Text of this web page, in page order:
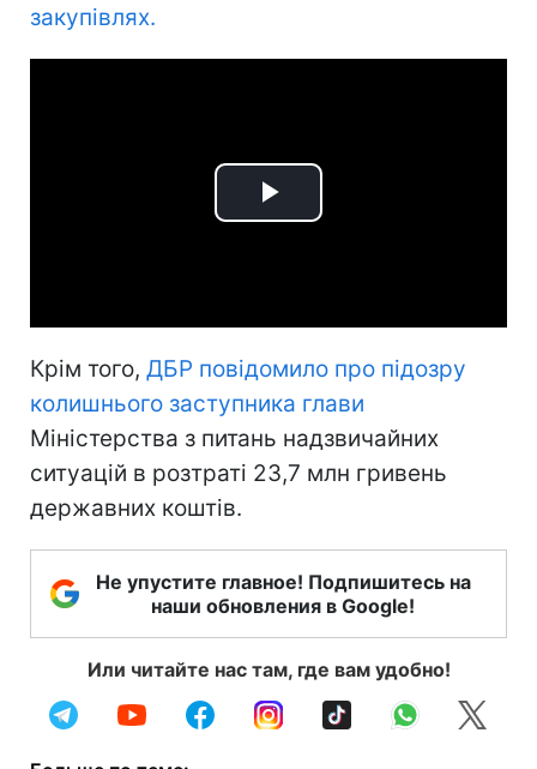
закупівлях.
Play
Крім того, ДБР повідомило про підозру
колишнього заступника глави
Міністерства з питань надзвичайних
ситуацій в розтраті 23,7 млн гривень
державних коштів.
Не упустите главное! Подпишитесь на
наши обновления в Google!
Или читайте нас там, где вам удобно!